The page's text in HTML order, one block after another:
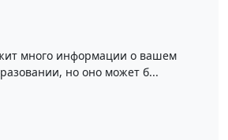
много информации о вашем
но оно может б...